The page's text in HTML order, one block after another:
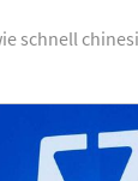
schnell